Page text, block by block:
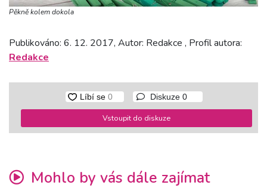
Pěkně kolem dokola
Publikováno: 6. 12. 2017, Autor: Redakce , Profil autora:
Redakce
Diskuze 0
Vstoupit do diskuze
Mohlo by vás dále zajímat